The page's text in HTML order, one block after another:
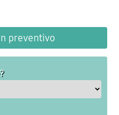
preventivo